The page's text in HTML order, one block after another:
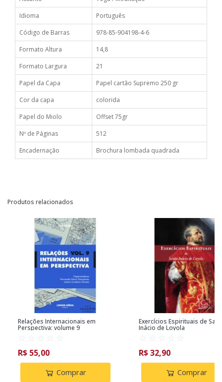
Idioma
Português
Código de Barras
978-85-904198-4-6
Formato Altura
14,8
Formato Largura
21
Papel da Capa
Papel cartão Supremo 250 gr
Cor da capa
colorida
Papel do Miolo
Offset 75gr
Nº de Páginas
512
Encadernação
Brochura lombada quadrada
Produtos relacionados
Relações Internacionais em
Perspectiva: volume 9
R$ 55,00
Comprar
Exercícios Espirituais de
Inácio de Loyola
R$ 32,90
Comprar